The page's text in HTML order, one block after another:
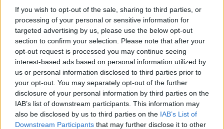
If you wish to opt-out of the sale, sharing to third parties, or
processing of your personal or sensitive information for
targeted advertising by us, please use the below opt-out
section to confirm your selection. Please note that after your
opt-out request is processed you may continue seeing
interest-based ads based on personal information utilized by
us or personal information disclosed to third parties prior to
your opt-out. You may separately opt-out of the further
disclosure of your personal information by third parties on the
IAB’s list of downstream participants. This information may
also be disclosed by us to third parties on the IAB’s List of
Downstream Participants that may further disclose it to other
Αργυρούπολης
TAGS: ΒΑΣΙΛΗΣ ΛΑΜΠΡΙΝΟΣ ΓΙΑΝΝΗΣ
ΚΟΥΡΑΚΗΣ ΔΗΜΟΣ ΗΡΑΚΛΕΙΟΥ ΜΙΧΑΛΗΣ ΚΑΡΑΜΑΛΑΚΗΣ
slider